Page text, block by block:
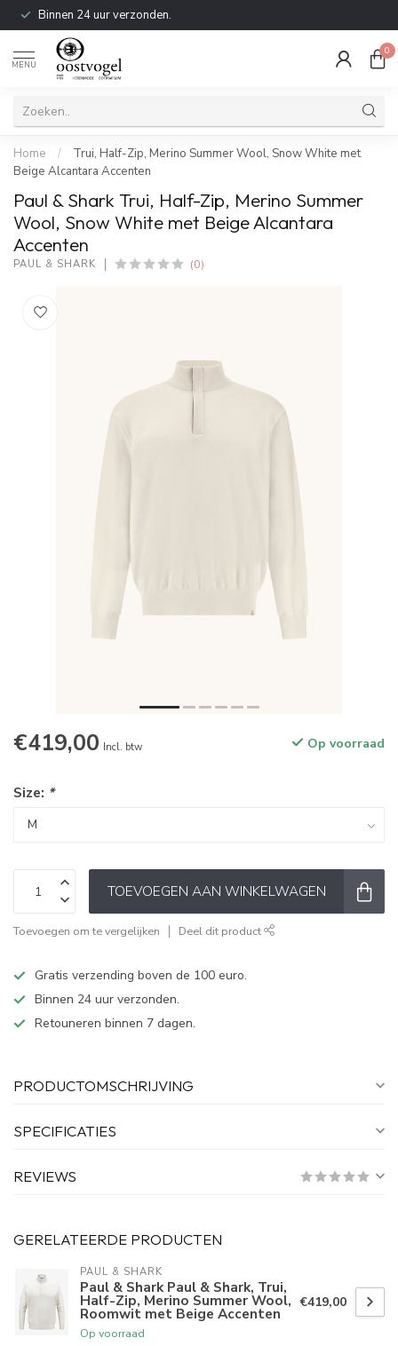
Binnen 24 uur verzonden.
MENU
0
Home /
Trui, Half-Zip, Merino Summer Wool, Snow White met
Beige Alcantara Accenten
Paul & Shark Trui, Half-Zip, Merino Summer
Wool, Snow White met Beige Alcantara
Accenten
PAUL & SHARK (0)
€419,00 Incl. btw Op voorraad
Size: *
TOEVOEGEN AAN WINKELWAGEN
Toevoegen om te vergelijken Deel dit product
Gratis verzending boven de 100 euro.
Binnen 24 uur verzonden.
Retouneren binnen 7 dagen.
PRODUCTOMSCHRIJVING
SPECIFICATIES
REVIEWS
GERELATEERDE PRODUCTEN
PAUL & SHARK
Paul & Shark Paul & Shark, Trui,
Half-Zip, Merino Summer Wool,
Roomwit met Beige Accenten
Op voorraad
€419,00